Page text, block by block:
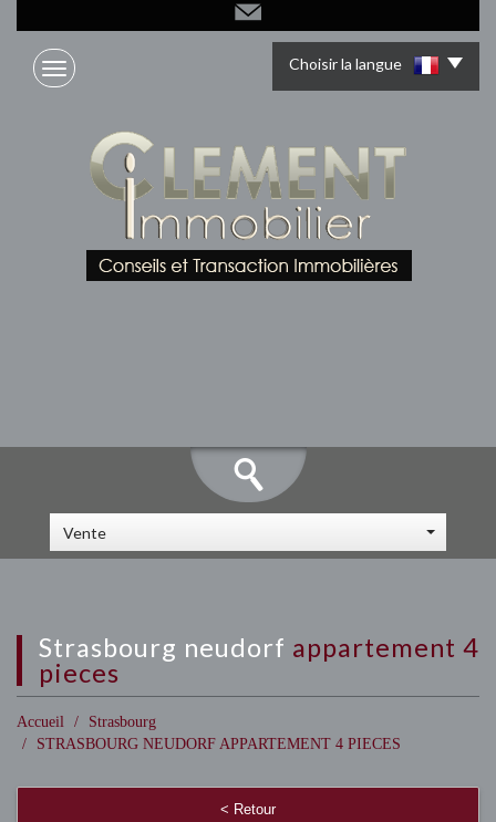
Choisir la langue
Vente
strasbourg neudorf appartement 4
pieces
Accueil
Strasbourg
STRASBOURG NEUDORF APPARTEMENT 4 PIECES
< Retour